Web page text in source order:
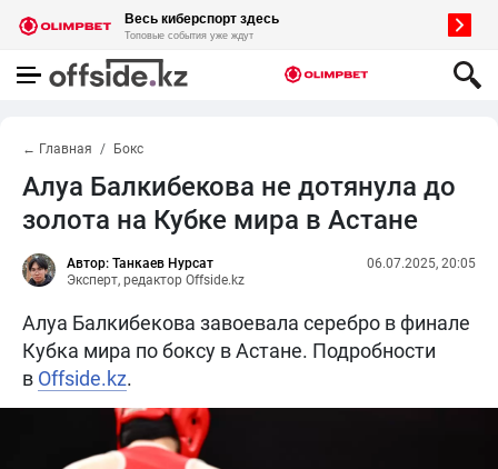
← Главная Бокс
Алуа Балкибекова не дотянула до
золота на Кубке мира в Астане
Автор: Танкаев Нурсат
Эксперт, редактор Offside.kz
06.07.2025, 20:05
Алуа Балкибекова завоевала серебро в финале
Кубка мира по боксу в Астане. Подробности
в Offside.kz.